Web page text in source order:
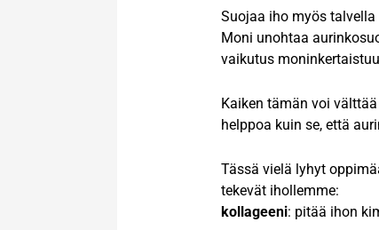
Suojaa iho myös talvella
Moni unohtaa
vaikutus
Kaiken tämän voi
helppoa kuin se, että
Tässä vielä lyhyt
tekevät ihollemme:
kollageeni: pitää ihon